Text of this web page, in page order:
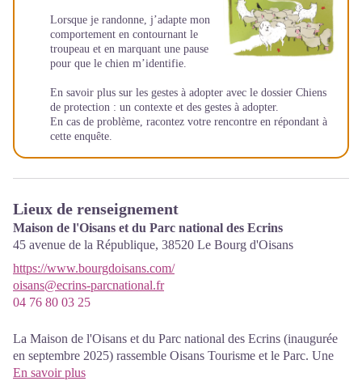
Lorsque je randonne, j’adapte mon
comportement en contournant le
troupeau et en marquant une pause
pour que le chien m’identifie.
En savoir plus sur les gestes à adopter avec le dossier Chiens
de protection : un contexte et des gestes à adopter.
En cas de problème, racontez votre rencontre en répondant à
cette enquête.
Lieux de renseignement
Maison de l'Oisans et du Parc national des Ecrins
45 avenue de la République, 38520 Le Bourg d'Oisans
https://www.bourgdoisans.com/
oisans@ecrins-parcnational.fr
04 76 80 03 25
La Maison de l'Oisans et du Parc national des Ecrins (inaugurée
en septembre 2025) rassemble Oisans Tourisme et le Parc. Une
grande partie "accueil" présente les richesses des 7 vallées de
En savoir plus